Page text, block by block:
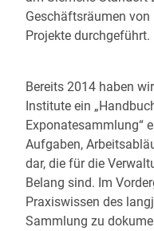
Geschäftsräumen
Projekte durchgeführt.
Bereits 2014 haben
Institute ein
Exponatesammlung“
Aufgaben,
dar, die für die
Belang sind. Im
Praxiswissen des
Sammlung zu